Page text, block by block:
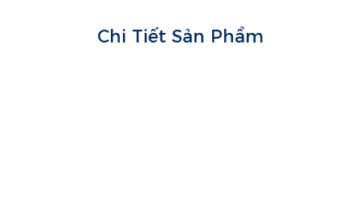
Chi Tiết Sản Phẩm